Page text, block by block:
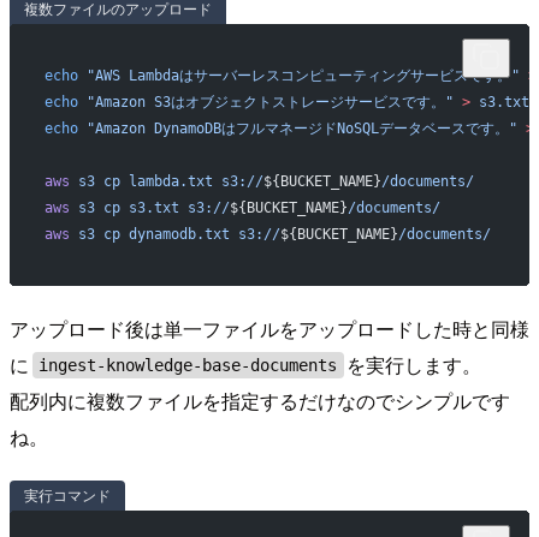
複数ファイルのアップロード
echo "AWS Lambdaはサーバーレスコンピューティングサービスです。" >
echo "Amazon S3はオブジェクトストレージサービスです。" > s3.txt
echo "Amazon DynamoDBはフルマネージドNoSQLデータベースです。" >
aws s3 cp lambda.txt s3://${BUCKET_NAME}/documents/
aws s3 cp s3.txt s3://${BUCKET_NAME}/documents/
aws s3 cp dynamodb.txt s3://${BUCKET_NAME}/documents/
アップロード後は単一ファイルをアップロードした時と同様
に
ingest-knowledge-base-documents
を実行します。
配列内に複数ファイルを指定するだけなのでシンプルです
ね。
実行コマンド